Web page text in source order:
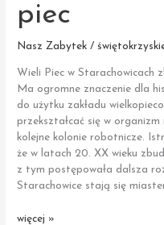
piec
Nasz Zabytek /
Wieli Piec w Starachowicach
Ma ogromne znaczenie dla
do użytku zakładu
przekształcać się w organizm
kolejne kolonie robotnicze.
że w latach 20. XX wieku
z tym postępowała dalsza
Starachowice stają się
Starachowice
więcej »